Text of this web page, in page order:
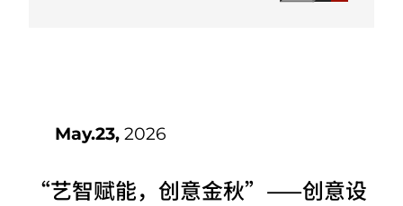
May.23,2026
“艺智赋能，创意金秋”——创意设